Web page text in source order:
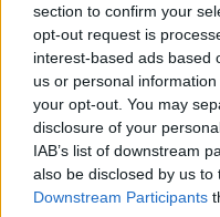
section to confirm your
opt-out request is
interest-based ads based
us or personal
your opt-out. You may
disclosure of your
IAB’s list of downstream
also be disclosed by us to
Downstream Participants